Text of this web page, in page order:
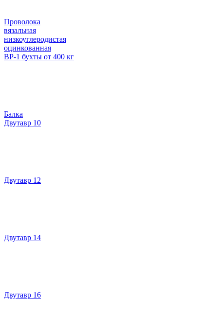
Проволока
вязальная
низкоуглеродистая
оцинкованная
ВР-1 бухты от 400 кг
Балка
Двутавр 10
Двутавр 12
Двутавр 14
Двутавр 16